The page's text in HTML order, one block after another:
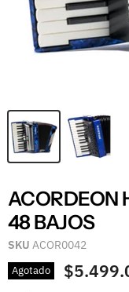
ACORDEON
48 BAJOS
SKU ACOR0042
Agotado